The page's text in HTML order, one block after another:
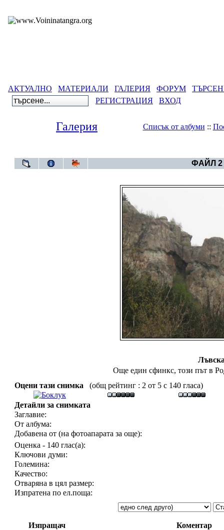
АКТУАЛНО МАТЕРИАЛИ ГАЛЕРИЯ ФОРУМ
РЕГИСТРАЦИЯ
ВХОД
Галерия Списък от албуми ::
ФАЙЛ 2
Още един сфинкс, този път в
Оцени тази снимка
(общ рейтинг : 2 от 5 с 140 гласа)
Детайли за снимката
Заглавие:
От албума:
Добавена от (на фотоапарата за още):
Оценка - 140 глас(а):
Ключови думи:
Големина:
Качество:
Отваряна в цял размер:
Изпратена по ел.поща:
Изпращач
Коментар